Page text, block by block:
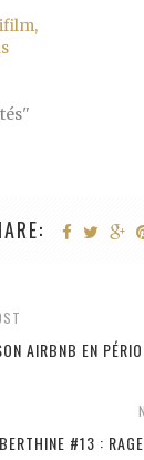
AIRBNB EN
#13 :